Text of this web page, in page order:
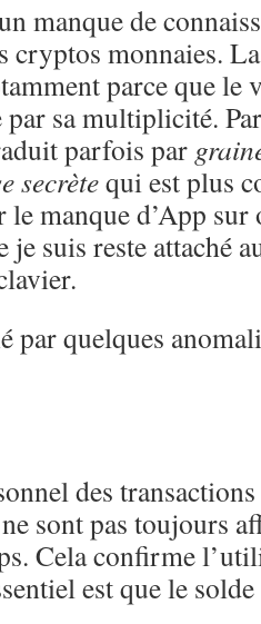
manque de
cryptos monnaies.
parce que le
par sa multiplicité.
parfois par
secrètequi est plus
le manque d’App
suis reste attaché
par quelques
des transactions
sont pas toujours
Cela confirme
est que le